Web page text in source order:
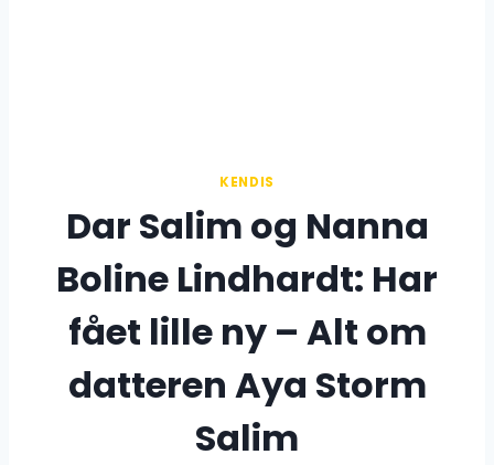
KENDIS
Dar Salim og Nanna
Boline Lindhardt: Har
fået lille ny – Alt om
datteren Aya Storm
Salim